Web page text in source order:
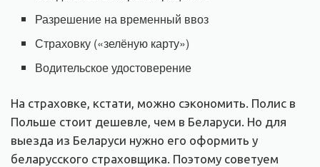
Разрешение на временный ввоз
Страховку («зелёную карту»)
Водительское удостоверение
На страховке, кстати, можно сэкономить. Полис в
Польше стоит дешевле, чем в Беларуси. Но для
выезда из Беларуси нужно его оформить у
беларусского страховщика. Поэтому советуем